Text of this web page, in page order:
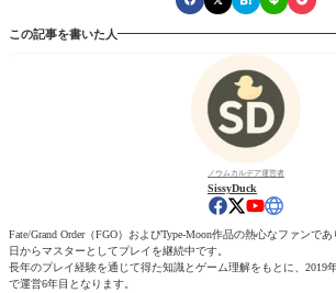
この記事を書いた人
ノウムカルデア運営者
SissyDuck
Fate/Grand Order（FGO）およびType-Moon作品の熱心なファンで
日からマスターとしてプレイを継続中です。
長年のプレイ経験を通じて得た知識とゲーム理解をもとに、2019
で運営6年目となります。